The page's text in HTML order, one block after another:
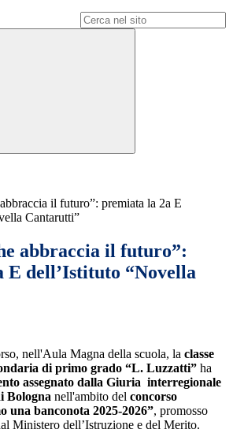
il futuro”: premiata la 2a E
Cantarutti”
abbraccia il futuro”:
E dell’Istituto “Novella
nell'Aula Magna della scuola, la classe
di primo grado “L. Luzzatti” ha
assegnato dalla Giuria interregionale
Bologna nell'ambito del concorso
una banconota 2025-2026”, promosso
Ministero dell’Istruzione e del Merito.